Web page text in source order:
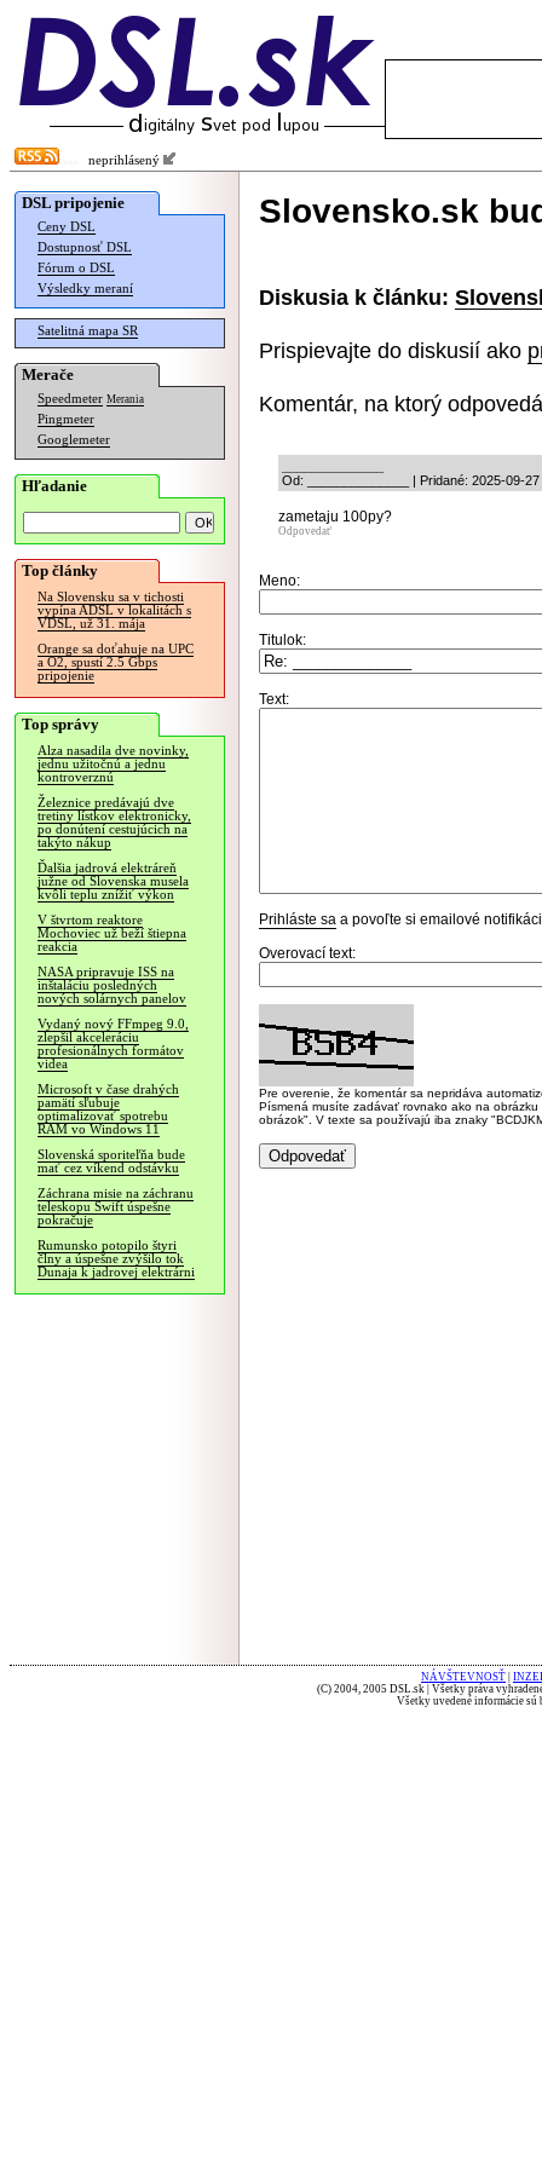
neprihlásený
DSL pripojenie
Ceny DSL
Dostupnosť DSL
Fórum o DSL
Výsledky meraní
Satelitná mapa SR
Merače
Speedmeter Merania
Pingmeter
Googlemeter
Hľadanie
Top články
Na Slovensku sa v tichosti
vypína ADSL v lokalitách s
VDSL, už 31. mája
Orange sa doťahuje na UPC
a O2, spustí 2.5 Gbps
pripojenie
Top správy
Alza nasadila dve novinky,
jednu užitočnú a jednu
kontroverznú
Železnice predávajú dve
tretiny lístkov elektronicky,
po donútení cestujúcich na
takýto nákup
Ďalšia jadrová elektráreň
južne od Slovenska musela
kvôli teplu znížiť výkon
V štvrtom reaktore
Mochoviec už beží štiepna
reakcia
NASA pripravuje ISS na
inštaláciu posledných
nových solárnych panelov
Vydaný nový FFmpeg 9.0,
zlepšil akceleráciu
profesionálnych formátov
videa
Microsoft v čase drahých
pamätí sľubuje
optimalizovať spotrebu
RAM vo Windows 11
Slovenská sporiteľňa bude
mať cez víkend odstávku
Záchrana misie na záchranu
teleskopu Swift úspešne
pokračuje
Rumunsko potopilo štyri
člny a úspešne zvýšilo tok
Dunaja k jadrovej elektrárni
Slovensko.sk
Diskusia k článku:
Prispievajte do diskusií ako
Komentár, na ktorý
Od: ______________ | Pridané: 2025-09-
zametaju 100py?
Odpovedať
Meno:
Titulok:
Text:
Prihláste sa a povoľte si emailové
Overovací text:
Pre overenie, že komentár sa nepridáva
Písmená musíte zadávať rovnako ako na
obrázok". V texte sa používajú iba znaky
NÁVŠTEVNOSŤ
(C) 2004, 2005 DSL.sk | Všetky práva
Všetky uvedené informácie sú